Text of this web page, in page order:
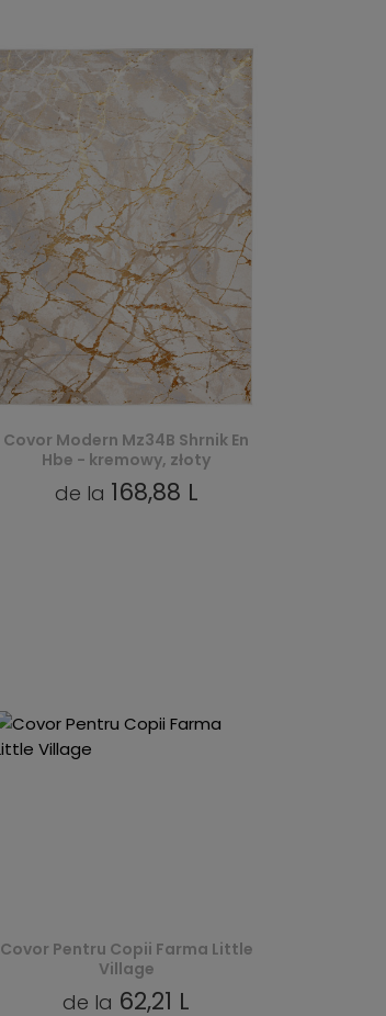
Covor Modern Mz34B Shrnik En
Hbe - kremowy, złoty
de la 168,88 L
Covor Pentru Copii Farma Little
Village
de la 62,21 L